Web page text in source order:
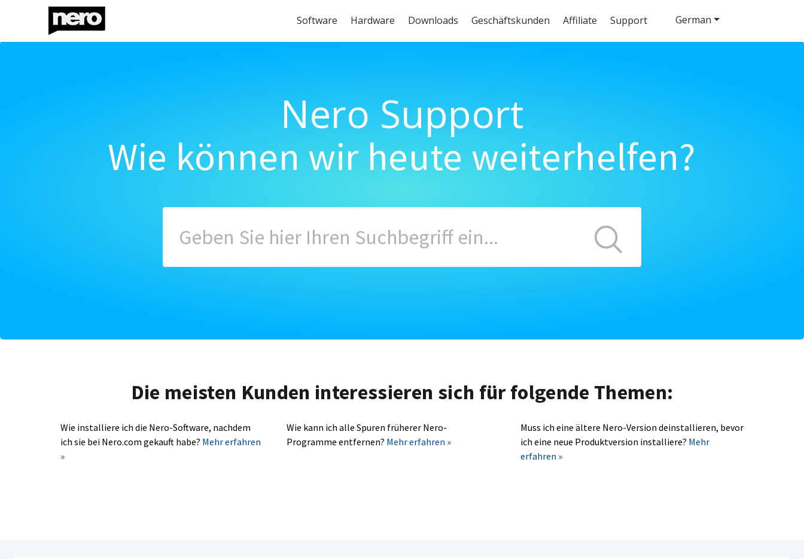
Software Hardware Downloads Geschäftskunden Affiliate Support
Nero Support
Wie können wir heute weiterhelfen?
Die meisten Kunden interessieren sich für folgende Themen:
Wie installiere ich die Nero-Software, nachdem
ich sie bei Nero.com gekauft habe? Mehr erfahren
»
Wie kann ich alle Spuren früherer Nero-
Programme entfernen? Mehr erfahren »
Muss ich eine ältere Nero-Version deinstallieren, bevor
ich eine neue Produktversion installiere? Mehr
erfahren »
German